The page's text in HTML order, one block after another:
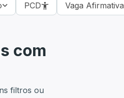
PCD Vaga Afirmativa
com
filtros ou